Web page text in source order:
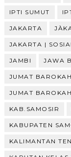
IPTI SUMUT
JAKARTA
JAKARTA | SOSIAL
JAMBI JAWA
JUMAT BAROKAH
JUMAT
KAB.SAMOSIR
KABUPATEN
KALIMANTAN